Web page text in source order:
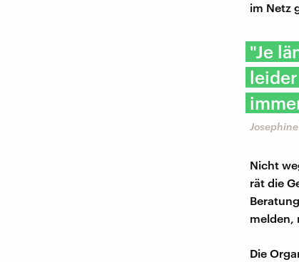
im Netz
"Je
Nicht
rät die
melden,
Die